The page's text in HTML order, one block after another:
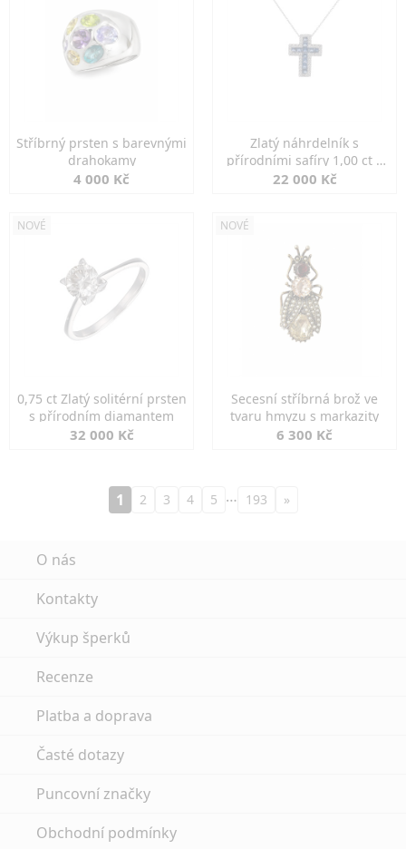
Stříbrný prsten s barevnými
drahokamy
4 000 Kč
Zlatý náhrdelník s
přírodními safíry 1,00 ct a
diamanty
22 000 Kč
NOVÉ
0,75 ct Zlatý solitérní prsten
s přírodním diamantem
32 000 Kč
NOVÉ
Secesní stříbrná brož ve
tvaru hmyzu s markazity
6 300 Kč
1 2 3 4 5 … 193 »
O nás
Kontakty
Výkup šperků
Recenze
Platba a doprava
Časté dotazy
Puncovní značky
Obchodní podmínky